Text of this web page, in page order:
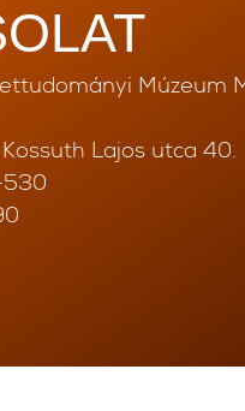
Múzeum
Lajos utca 40.
530